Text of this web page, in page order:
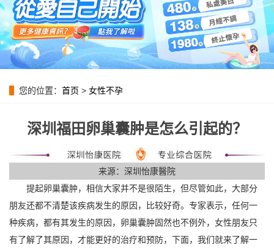
您的位置： 首页 > 女性不孕
深圳福田卵巢囊肿是怎么引起的？
来源：深圳怡康醫院
提起卵巢囊肿，相信大家并不是很陌生，但尽管如此，大部分
朋友还都不清楚该疾病发生的原因，比较好奇。专家表示，任何一
种疾病，都有其发生的原因，卵巢囊肿固然也不例外，女性朋友只
有了解了其原因，才能更好的治疗和预防，下面，我们就来了解一